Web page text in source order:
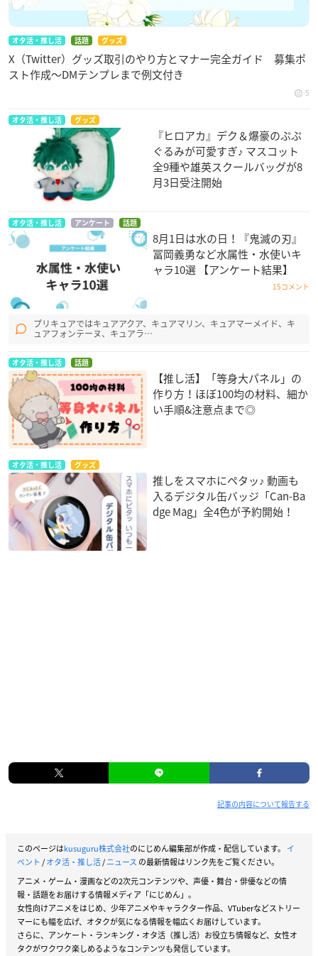
オタ活・推し活 話題 グッズ
X（Twitter）グッズ取引のやり方とマナー完全ガイド 募集ポ
スト作成〜DMテンプレまで例文付き
5
オタ活・推し活 グッズ
『ヒロアカ』デク＆爆豪のぷぷ
ぐるみが可愛すぎ♪ マスコット
全9種や雄英スクールバッグが8
月3日受注開始
オタ活・推し活 アンケート 話題
8月1日は水の日！『鬼滅の刃』
冨岡義勇など水属性・水使いキ
ャラ10選 【アンケート結果】
15コメント
プリキュアではキュアアクア、キュアマリン、キュアマーメイド、キ
ュアフォンテーヌ、キュアラ…
オタ活・推し活 話題
【推し活】「等身大パネル」の
作り方！ほぼ100均の材料、細か
い手順&注意点まで◎
オタ活・推し活 グッズ
推しをスマホにペタッ♪ 動画も
入るデジタル缶バッジ「Can-Ba
dge Mag」全4色が予約開始！
記事の内容について報告する
このページはkusuguru株式会社のにじめん編集部が作成・配信しています。 イ
ベント /オタ活・推し活/ニュース の最新情報はリンク先をご覧ください。
アニメ・ゲーム・漫画などの2次元コンテンツや、声優・舞台・俳優などの情
報・話題をお届けする情報メディア「にじめん」。
女性向けアニメをはじめ、少年アニメやキャラクター作品、VTuberなどストリー
マーにも幅を広げ、オタクが気になる情報を幅広くお届けしています。
さらに、アンケート・ランキング・オタ活（推し活）お役立ち情報など、女性オ
タクがワクワク楽しめるようなコンテンツも発信しています。